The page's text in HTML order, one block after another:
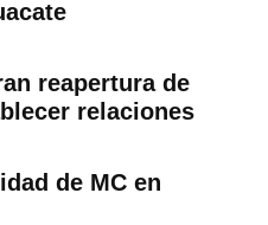
reapertura de
relaciones
de MC en